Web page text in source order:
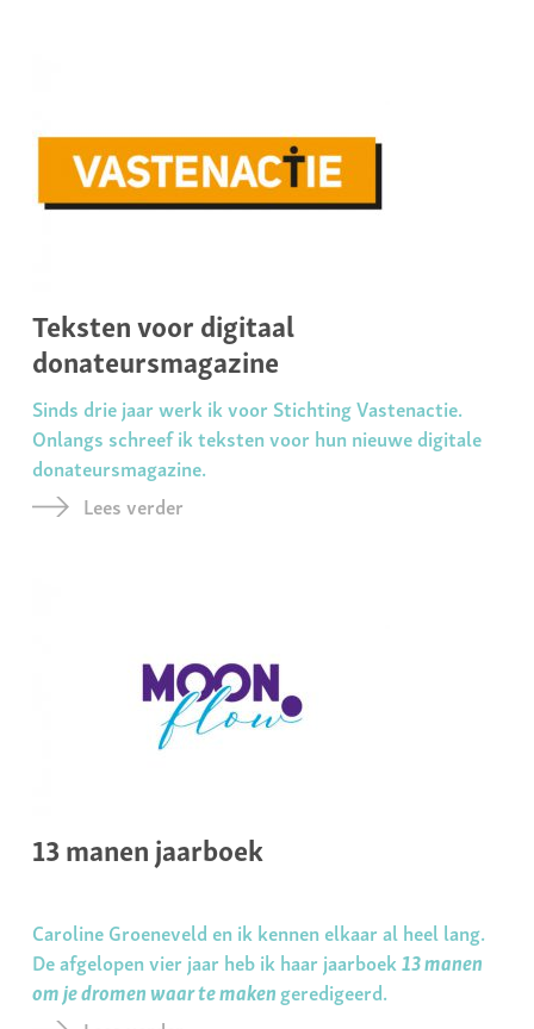
Teksten voor digitaal
donateursmagazine
Sinds drie jaar werk ik voor Stichting Vastenactie.
Onlangs schreef ik teksten voor hun nieuwe digitale
donateursmagazine.
Lees verder
13 manen jaarboek
Caroline Groeneveld en ik kennen elkaar al heel lang.
De afgelopen vier jaar heb ik haar jaarboek13 manen
om je dromen waar te makengeredigeerd.